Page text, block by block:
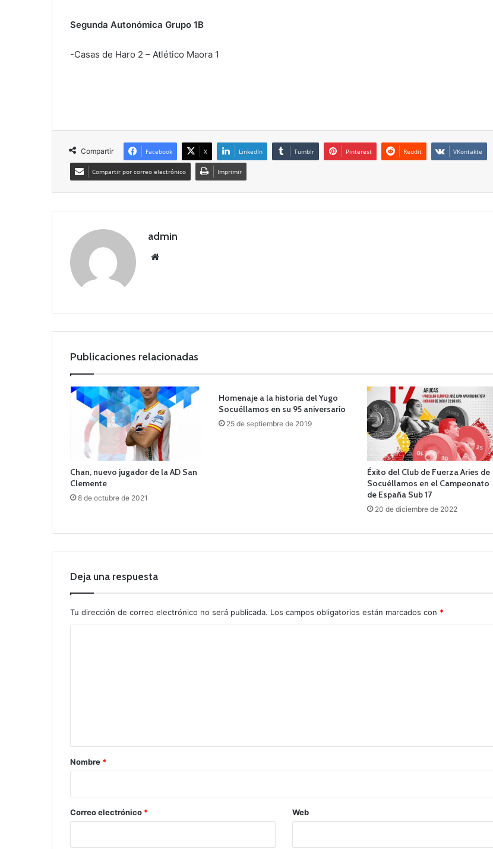
Segunda Autonómica Grupo 1B
-Casas de Haro 2 – Atlético Maora 1
Compartir Facebook X LinkedIn Tumblr Pinterest Reddit VKontakte
Compartir por correo electrónico Imprimir
admin
Publicaciones relacionadas
Chan, nuevo jugador de la AD San
Clemente
8 de octubre de 2021
Homenaje a la historia del Yugo
Socuéllamos en su 95 aniversario
25 de septiembre de 2019
Éxito del Club de Fuerza Aries de
Socuéllamos en el Campeonato
de España Sub 17
20 de diciembre de 2022
Deja una respuesta
Tu dirección de correo electrónico no será publicada. Los campos obligatorios están marcados con *
r
*
Nombre *
Correo electrónico * Web